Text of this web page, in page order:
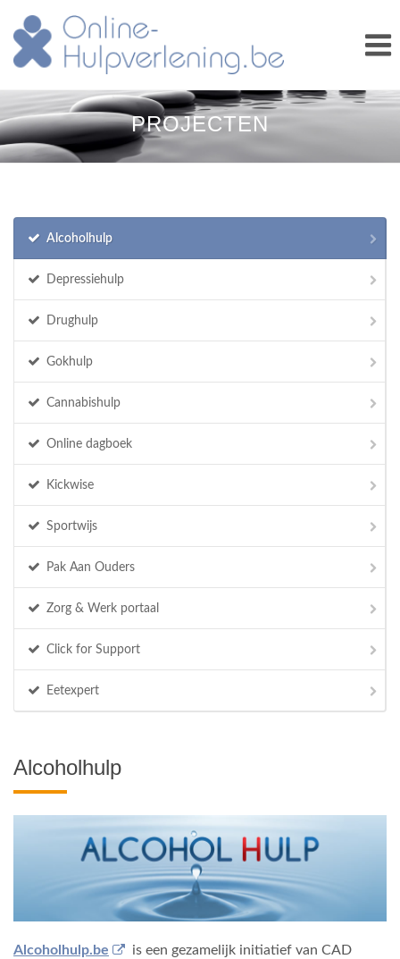
PROJECTEN
Alcoholhulp
Depressiehulp
Drughulp
Gokhulp
Cannabishulp
Online dagboek
Kickwise
Sportwijs
Pak Aan Ouders
Zorg & Werk portaal
Click for Support
Eetexpert
Alcoholhulp
Alcoholhulp.be
is een gezamelijk initiatief van CAD